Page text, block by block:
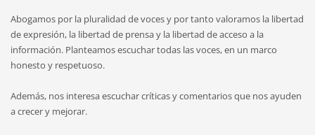
Abogamos por la pluralidad de voces y por tanto valoramos la libertad
de expresión, la libertad de prensa y la libertad de acceso a la
información. Planteamos escuchar todas las voces, en un marco
honesto y respetuoso.
Además, nos interesa escuchar críticas y comentarios que nos ayuden
a crecer y mejorar.